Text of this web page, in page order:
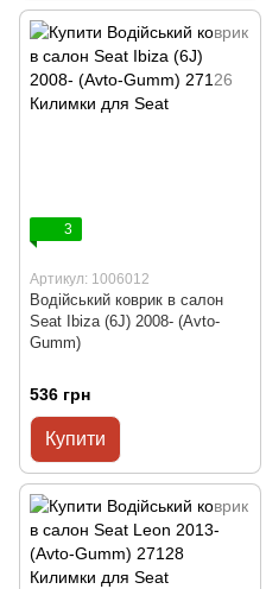
3
Артикул: 1006012
Водійський коврик в салон
Seat Ibiza (6J) 2008- (Avto-
Gumm)
536 грн
Купити